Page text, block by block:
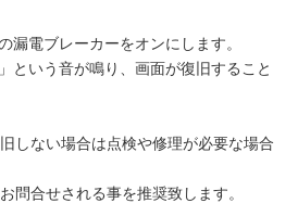
漏電ブレーカーをオンにします。
という音が鳴り、画面が復旧すること
しない場合は点検や修理が必要な場合
問合せされる事を推奨致します。